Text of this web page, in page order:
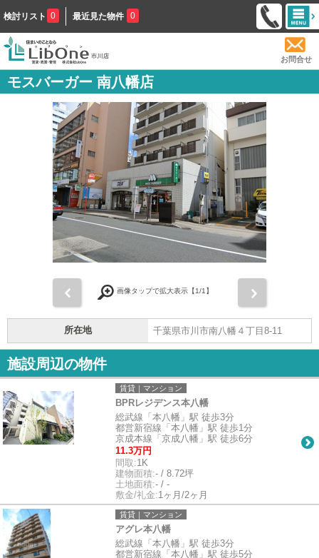
検討リスト 0 最近見た物件 0
お問合せ
モスバーガー 南八幡店
画像タップで拡大表示【1/1】
所在地 千葉県市川市南八幡４丁目8-11
施設周辺の物件
賃貸｜マンション
BPRレジデンス本八幡
総武線「本八幡」駅 徒歩3分
都営新宿線「本八幡」駅 徒歩1分
京成本線「京成八幡」駅 徒歩6分
11.3万円
間取:1K
建物面積:- / 8.72坪
土地面積:- / -
敷金/礼金:1ヶ月/2ヶ月
賃貸｜マンション
アグレ本八幡
総武線「本八幡」駅 徒歩3分
都営新宿線「本八幡」駅 徒歩5分